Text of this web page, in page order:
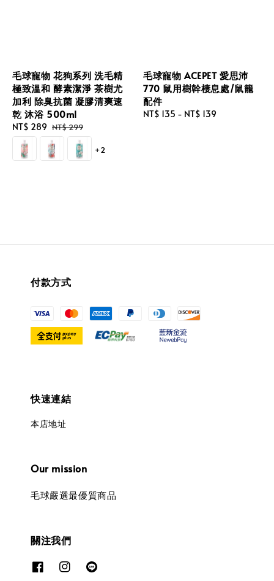
毛球寵物 花狗系列 洗毛精
極致溫和 酵素潔淨 茶樹尤
加利 除臭抗菌 凝膠清爽速
乾 沐浴 500ml
Sale
price
NT$ 289 Regular
price
NT$ 299
+2
毛球寵物 ACEPET 愛思沛
770 鼠用樹幹棲息處/鼠籠
配件
Regular
NT$ 135 - NT$ 139
付款方式
快速連結
本店地址
Our mission
毛球嚴選最優質商品
關注我們